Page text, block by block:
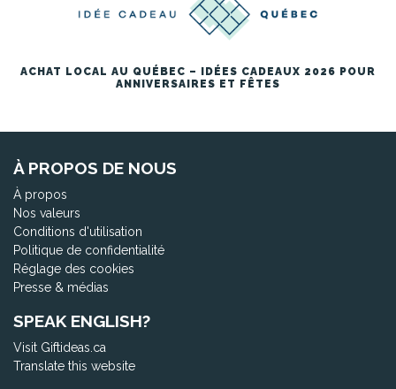
ACHAT LOCAL AU QUÉBEC – IDÉES CADEAUX 2026 POUR
ANNIVERSAIRES ET FÊTES
À PROPOS DE NOUS
À propos
Nos valeurs
Conditions d'utilisation
Politique de confidentialité
Réglage des cookies
Presse & médias
SPEAK ENGLISH?
Visit Giftideas.ca
Translate this website